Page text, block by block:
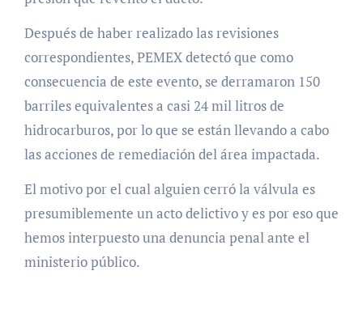
Después de haber realizado las revisiones
correspondientes, PEMEX detectó que como
consecuencia de este evento, se derramaron 150
barriles equivalentes a casi 24 mil litros de
hidrocarburos, por lo que se están llevando a cabo
las acciones de remediación del área impactada.
El motivo por el cual alguien cerró la válvula es
presumiblemente un acto delictivo y es por eso que
hemos interpuesto una denuncia penal ante el
ministerio público.